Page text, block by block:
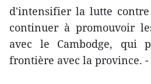
d'intensifier la lutte
continuer à promouvoir
avec le Cambodge, qui
frontière avec la province. -